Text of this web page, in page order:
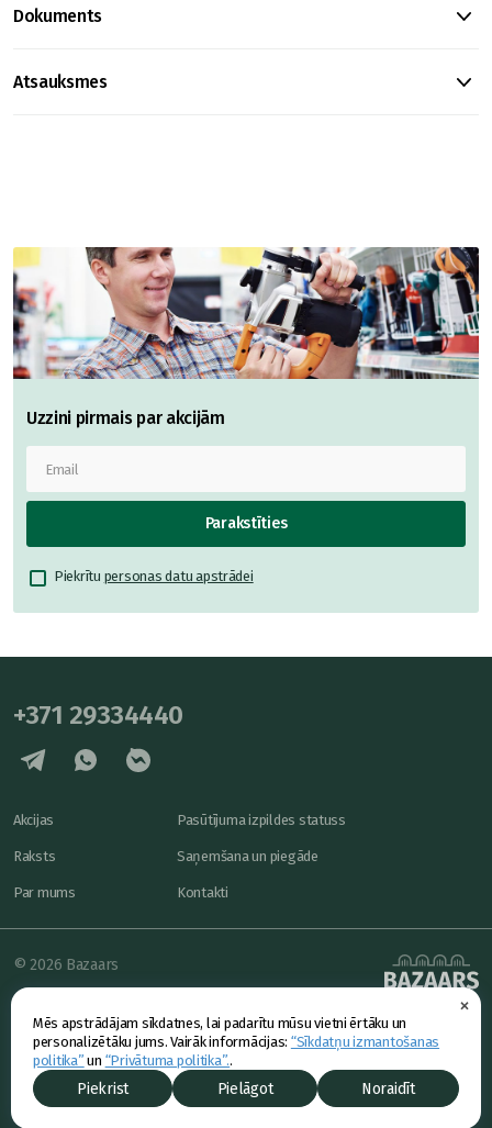
×
Mēs apstrādājam sīkdatnes, lai padarītu mūsu vietni ērtāku un
personalizētāku jums. Vairāk informācijas: “Sīkdatņu izmantošanas
politika” un “Privātuma politika”..
Piekrist Pielāgot Noraidīt
Dokuments
Atsauksmes
Uzzini pirmais par akcijām
Parakstīties
Piekrītu personas datu apstrādei
+371 29334440
Akcijas
Raksts
Par mums
Pasūtījuma izpildes statuss
Saņemšana un piegāde
Kontakti
powered by
© 2026 Bazaars
Konfidencialitāte
Piedāvājums